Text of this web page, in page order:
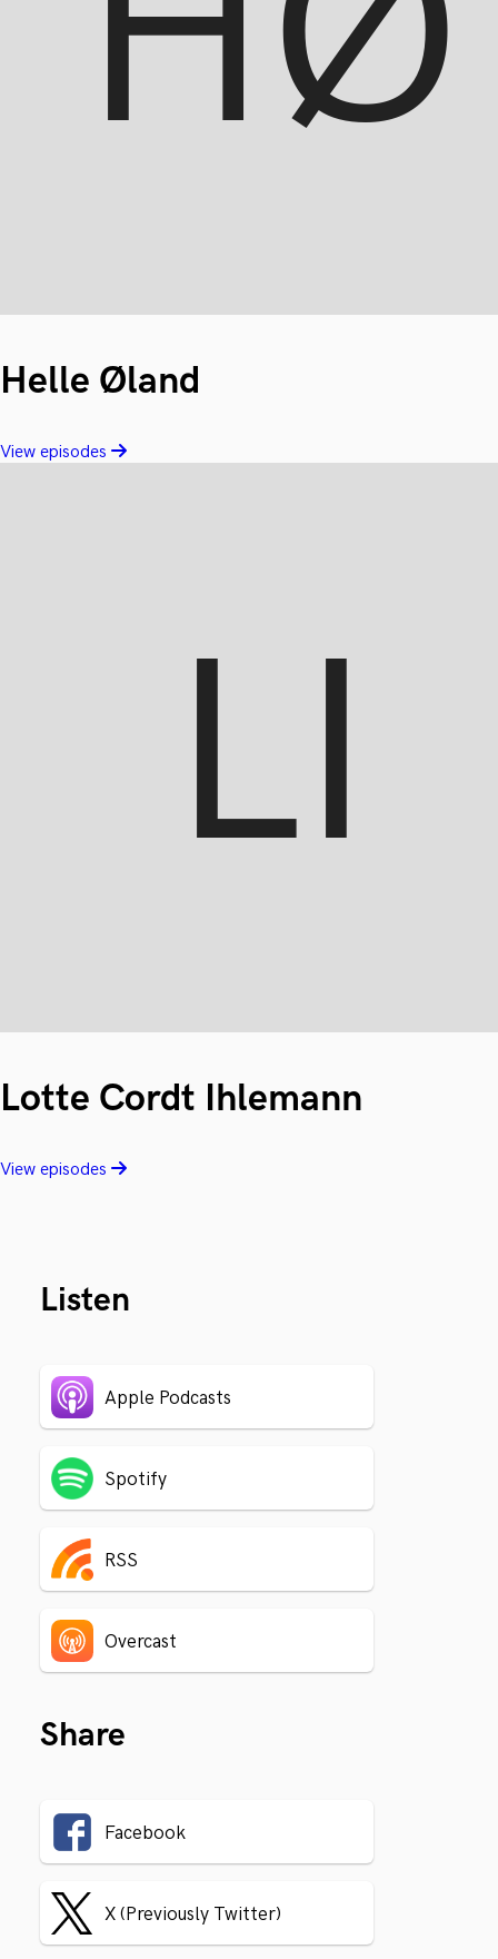
Helle Øland
View episodes
Lotte Cordt Ihlemann
View episodes
Listen
Apple Podcasts
Spotify
RSS
Overcast
Share
Facebook
X (Previously Twitter)